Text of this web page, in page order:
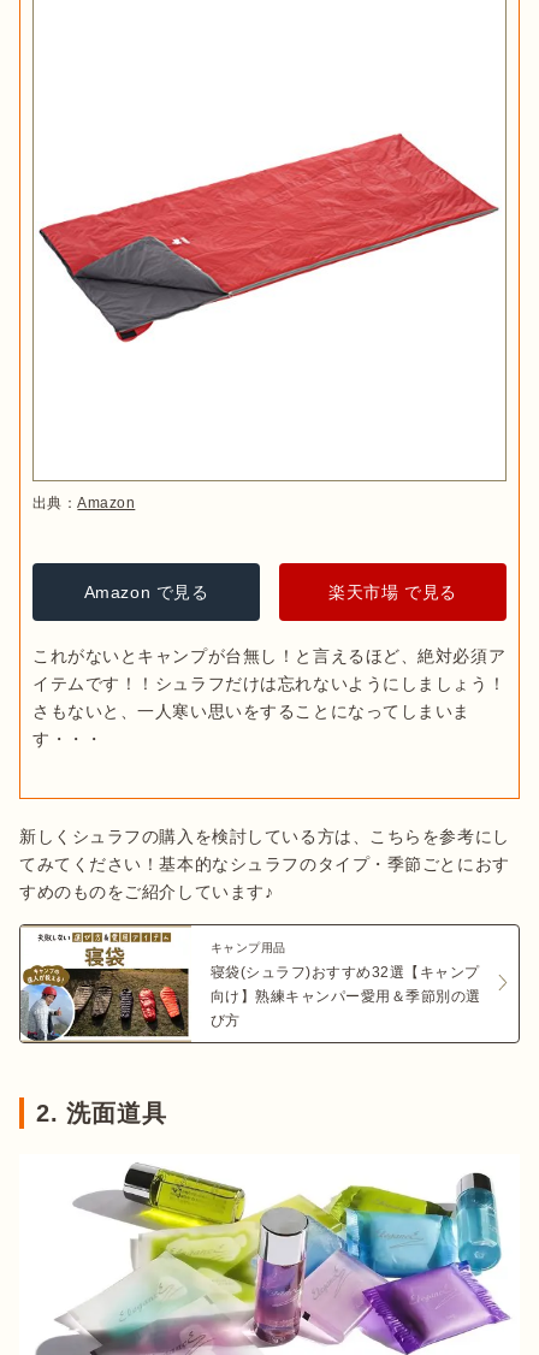
出典：Amazon
Amazon で見る 楽天市場 で見る
これがないとキャンプが台無し！と言えるほど、絶対必須ア
イテムです！！シュラフだけは忘れないようにしましょう！
さもないと、一人寒い思いをすることになってしまいま
す・・・
新しくシュラフの購入を検討している方は、こちらを参考にし
てみてください！基本的なシュラフのタイプ・季節ごとにおす
すめのものをご紹介しています♪
キャンプ用品
寝袋(シュラフ)おすすめ32選【キャンプ
向け】熟練キャンパー愛用＆季節別の選
び方
2. 洗面道具